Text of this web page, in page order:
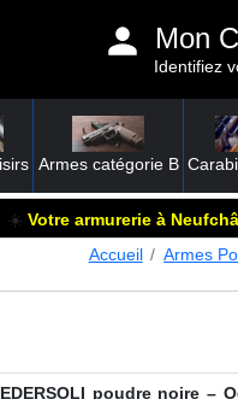
Mon
Identifiez
Armes catégorie B
☀️ Votre armurerie à
Accueil
Armes
poudre noire –